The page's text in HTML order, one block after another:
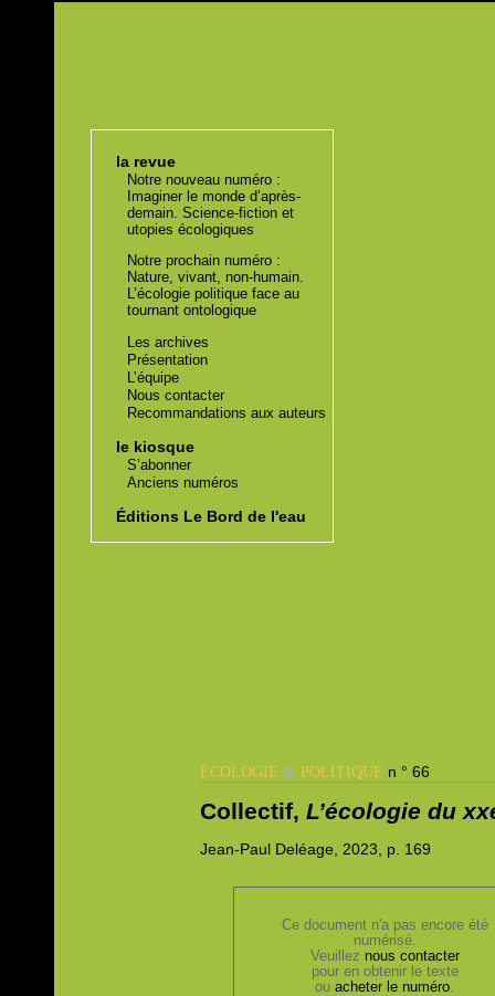
la revue
Notre nouveau numéro :
Imaginer le monde d’après-
demain. Science-fiction et
utopies écologiques
Notre prochain numéro :
Nature, vivant, non-humain.
L’écologie politique face au
tournant ontologique
Les archives
Présentation
L’équipe
Nous contacter
Recommandations aux auteurs
le kiosque
S’abonner
Anciens numéros
Éditions Le Bord de l'eau
ÉCOLOGIE& POLITIQUE n ° 66
Collectif,L’écologie du
Jean-Paul Deléage, 2023, p. 169
Ce document n'a pas encore été
numérisé.
Veuillez nous contacter
pour en obtenir le texte
ouacheter le numéro.